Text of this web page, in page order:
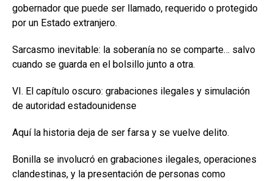
gobernador que puede ser llamado, requerido o protegido
por un Estado extranjero.
Sarcasmo inevitable: la soberanía no se comparte… salvo
cuando se guarda en el bolsillo junto a otra.
VI. El capítulo oscuro: grabaciones ilegales y simulación
de autoridad estadounidense
Aquí la historia deja de ser farsa y se vuelve delito.
Bonilla se involucró en grabaciones ilegales, operaciones
clandestinas, y la presentación de personas como